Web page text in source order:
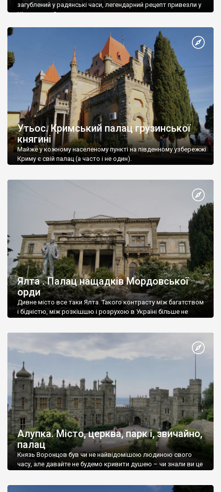
загублений у радянські часи, легендарний рецепт привезли у
Ніжин греки?
Утьос. Кримський палац грузинської
княгині
Майже у кожному населеному пункті на південному узбережжі
Криму є свій палац (а часто і не один).
Ялта . Палац нащадків Мордовської
орди
Дивне місто все таки Ялта. Такого контрасту між багатством
і бідністю, між розкішшю і розрухою в Україні більше не
Алупка. Місто, церква, парк і, звичайно,
палац
Князь Воронцов був чи не найвідомішою людиною свого
часу, але давайте не будемо кривити душею – чи знали ви це